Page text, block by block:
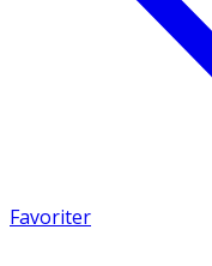
Favoriter